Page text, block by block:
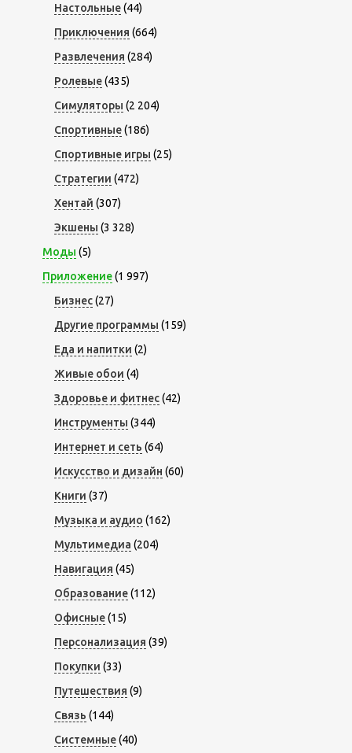
Настольные(44)
Приключения (664)
Развлечения (284)
Ролевые(435)
Симуляторы (2 204)
Спортивные(186)
Спортивные игры (25)
Стратегии (472)
Хентай (307)
Экшены (3 328)
Моды (5)
Приложение(1 997)
Бизнес(27)
Другие программы (159)
Еда и напитки (2)
Живые обои (4)
Здоровье и фитнес(42)
Инструменты (344)
Интернет и сеть (64)
Искусство и дизайн (60)
Книги (37)
Музыка и аудио (162)
Мультимедиа (204)
Навигация (45)
Образование(112)
Офисные(15)
Персонализация (39)
Покупки (33)
Путешествия (9)
Связь (144)
Системные(40)